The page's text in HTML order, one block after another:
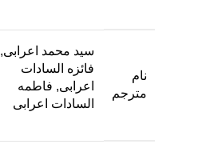
نام
مترجم
سید محمد اعرابی,
فائزه السادات
اعرابی, فاطمه
السادات اعرابی